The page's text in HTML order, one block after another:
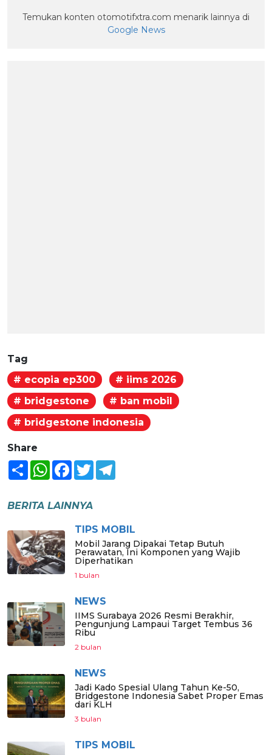
Temukan konten otomotifxtra.com menarik lainnya di
Google News
Tag
# ecopia ep300
# iims 2026
# bridgestone
# ban mobil
# bridgestone indonesia
Share
Share WhatsAppFacebook
Twitter
BERITA LAINNYA
TIPS MOBIL
Mobil Jarang Dipakai Tetap Butuh
Perawatan, Ini Komponen yang Wajib
Diperhatikan
1 bulan
NEWS
IIMS Surabaya 2026 Resmi Berakhir,
Pengunjung Lampaui Target Tembus 36
Ribu
2 bulan
NEWS
Jadi Kado Spesial Ulang Tahun Ke-50,
Bridgestone Indonesia Sabet Proper Emas
dari KLH
3 bulan
TIPS MOBIL